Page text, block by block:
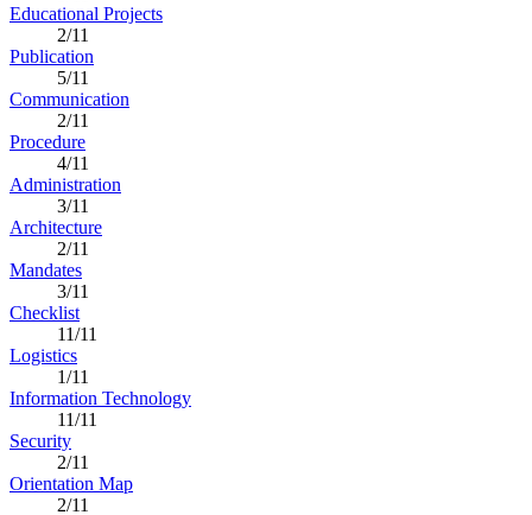
Educational Projects
2/11
Publication
5/11
Communication
2/11
Procedure
4/11
Administration
3/11
Architecture
2/11
Mandates
3/11
Checklist
11/11
Logistics
1/11
Information Technology
11/11
Security
2/11
Orientation Map
2/11